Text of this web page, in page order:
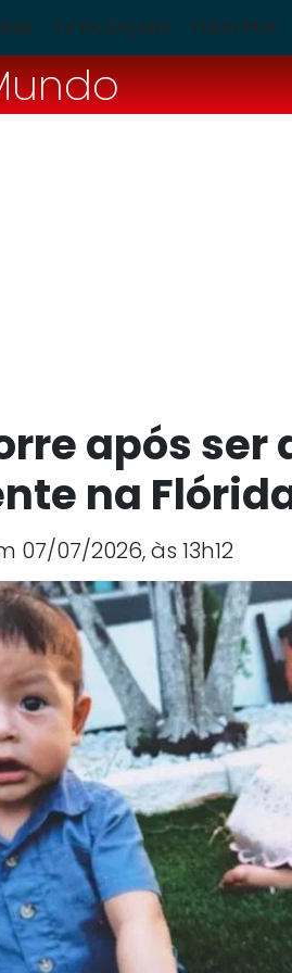
TV PAJUÇARA TUDO POP
após ser
na
07/07/2026, às 13h12